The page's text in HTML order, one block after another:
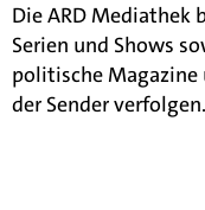
Die ARD
Serien und Shows
politische Magazine
der Sender verfolgen.